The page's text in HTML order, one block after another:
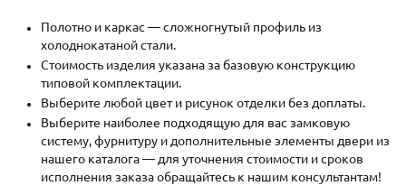
ЗАПРОСИТЬ РАСЧЕТ
Каталог Как купить
Записаться на замер
Полотно и каркас — сложногнутый профиль из
холоднокатаной стали.
Стоимость изделия указана за базовую конструкцию
типовой комплектации.
Выберите любой цвет и рисунок отделки без доплаты.
Выберите наиболее подходящую для вас замковую
систему, фурнитуру и дополнительные элементы двери из
нашего каталога — для уточнения стоимости и сроков
исполнения заказа обращайтесь к нашим консультантам!